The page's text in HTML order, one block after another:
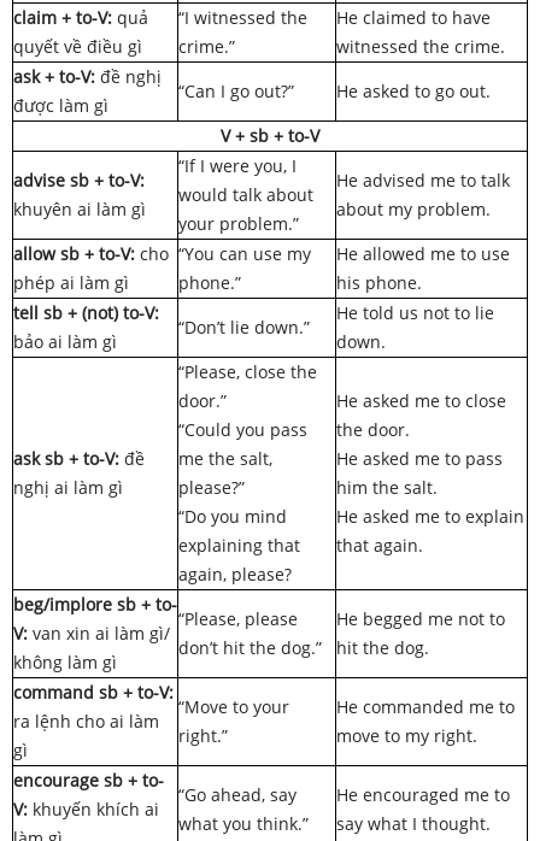
claim + to-V: quả
quyết về điều gì
“I witnessed the
crime.”
He claimed to have
witnessed the crime.
ask + to-V: đề nghị
được làm gì
“Can I go out?”
He asked to go out.
V + sb + to-V
advise sb + to-V:
khuyên ai làm gì
“If I were you, I
would talk about
your problem.”
He advised me to talk
about my problem.
allow sb + to-V: cho
phép ai làm gì
“You can use my
phone.”
He allowed me to use
his phone.
tell sb + (not) to-V:
bảo ai làm gì
“Don’t lie down.”
He told us not to lie
down.
ask sb + to-V: đề
nghị ai làm gì
“Please, close the
door.”
“Could you pass
me the salt,
please?”
“Do you mind
explaining that
again, please?
He asked me to close
the door.
He asked me to pass
him the salt.
He asked me to explain
that again.
beg/implore sb + to-
V: van xin ai làm gì/
không làm gì
“Please, please
don’t hit the dog.”
He begged me not to
hit the dog.
command sb + to-V:
ra lệnh cho ai làm
gì
“Move to your
right.”
He commanded me to
move to my right.
encourage sb + to-
V: khuyến khích ai
“Go ahead, say
what you think.”
He encouraged me to
say what I thought.